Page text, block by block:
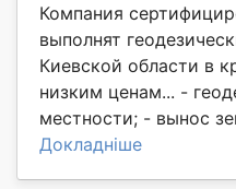
Компания
выполнят
Киевской области в
низким ценам... -
местности; - вынос
Докладніше